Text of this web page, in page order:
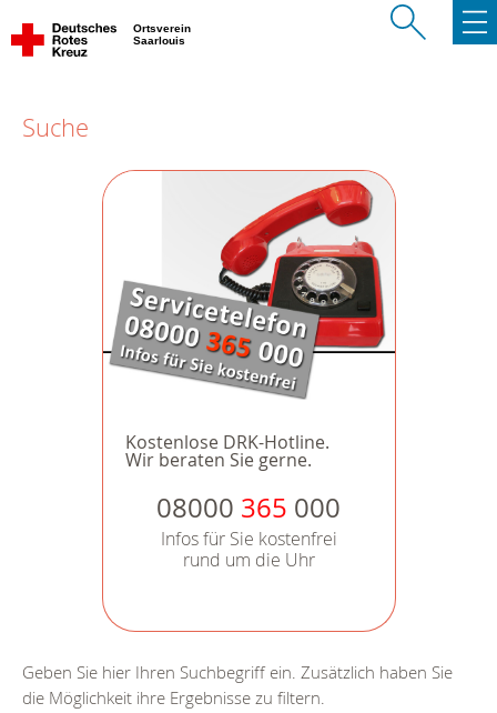
Ortsverein
Saarlouis
Suche
Kostenlose DRK-Hotline.
Wir beraten Sie gerne.
08000 365 000
Infos für Sie kostenfrei
rund um die Uhr
Geben Sie hier Ihren Suchbegriff ein. Zusätzlich haben Sie
die Möglichkeit ihre Ergebnisse zu filtern.